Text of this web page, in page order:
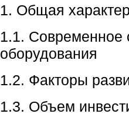
1. Общая
1.1. Современное
оборудования
1.2. Факторы
1.3. Объем